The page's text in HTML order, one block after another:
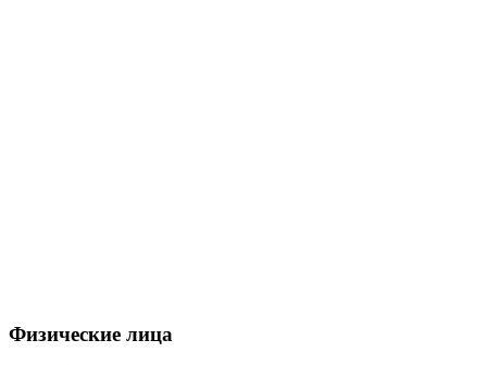
Физические лица